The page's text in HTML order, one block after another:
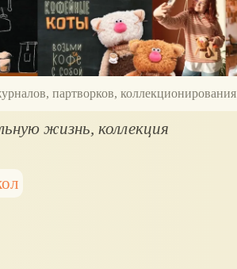
партворков, коллекционирования
жизнь, коллекция